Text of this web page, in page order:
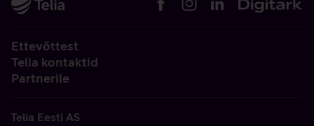
Ettevõttest
Telia kontaktid
Partnerile
Telia Eesti AS